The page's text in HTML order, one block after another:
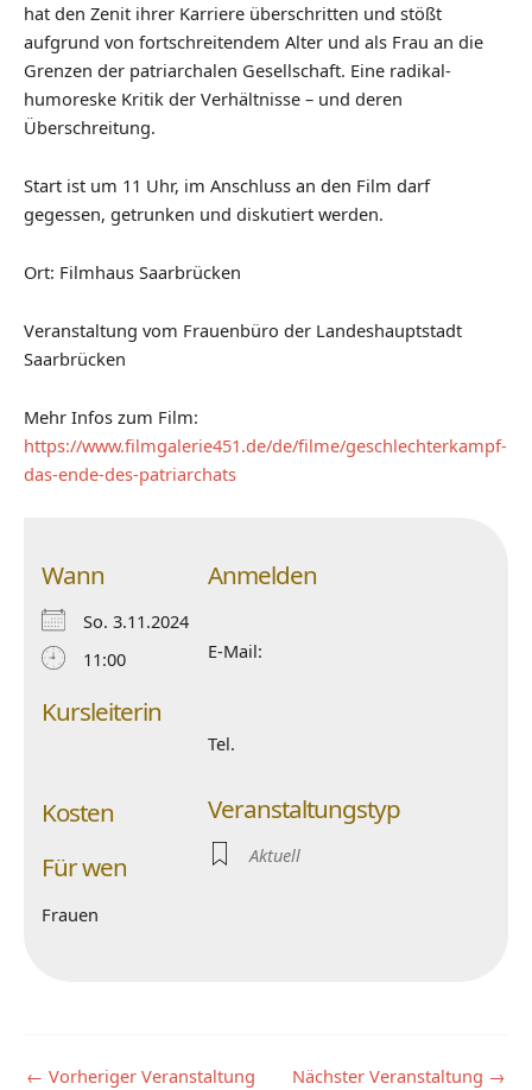
hat den Zenit ihrer Karriere überschritten und stößt
aufgrund von fortschreitendem Alter und als Frau an die
Grenzen der patriarchalen Gesellschaft. Eine radikal-
humoreske Kritik der Verhältnisse – und deren
Überschreitung.
Start ist um 11 Uhr, im Anschluss an den Film darf
gegessen, getrunken und diskutiert werden.
Ort: Filmhaus Saarbrücken
Veranstaltung vom Frauenbüro der Landeshauptstadt
Saarbrücken
Mehr Infos zum Film:
https://www.filmgalerie451.de/de/filme/geschlechterkampf-
das-ende-des-patriarchats
Wann
So. 3.11.2024
11:00
Kursleiterin
Kosten
Für wen
Frauen
Anmelden
E-Mail:
Tel.
Veranstaltungstyp
Aktuell
← Vorheriger Veranstaltung Nächster Veranstaltung →